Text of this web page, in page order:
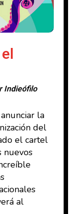
Indieófilo
la
del
el cartel
nuevos
al